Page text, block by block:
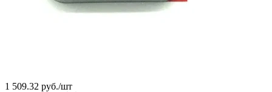
1 509.32 руб./шт